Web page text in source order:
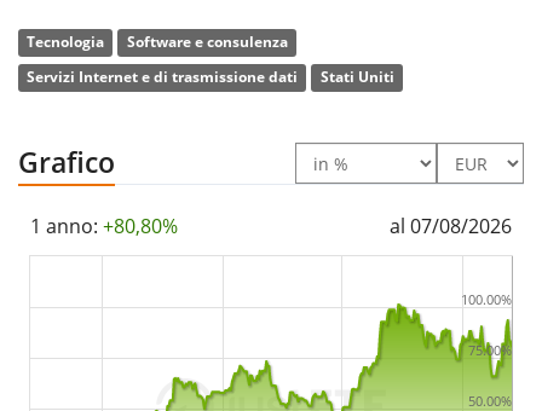
segmenti Google Services e Google Cloud. Il segmento
Google Services comprende annunci, Android,
Google Photos, Google Play, Ricerca e YouTube. Il
segmento Google Cloud offre Google Cloud Platform e
Google Workspace. L'azienda è stata fondata da
Lawrence E. Page e Sergey Mikhaylovich Brin il 2
Tecnologia
Software e consulenza
Servizi Internet e di trasmissione dati
Stati Uniti
Grafico
1 anno: +80,80% al 07/08/2026
50.00%
75.00%
100.00%